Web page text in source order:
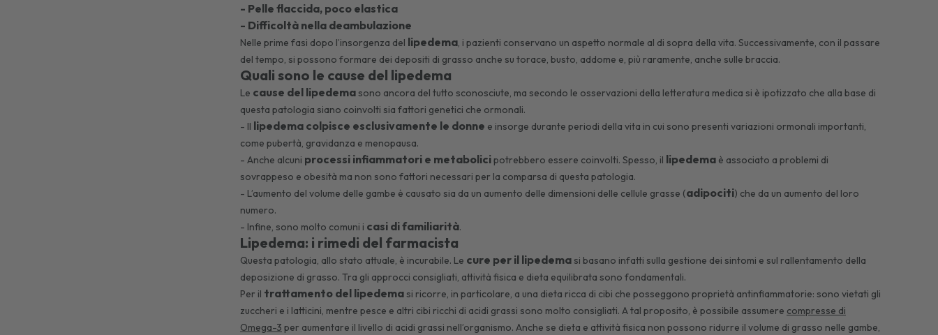
- Pelle flaccida, poco elastica
- Difficoltà nella deambulazione
Nelle prime fasi dopo l’insorgenza del lipedema, i pazienti conservano un aspetto normale al di sopra della vita. Successivamente, con il passare
del tempo, si possono formare dei depositi di grasso anche su torace, busto, addome e, più raramente, anche sulle braccia.
Quali sono le cause del lipedema
Le cause del lipedemasono ancora del tutto sconosciute, ma secondo le osservazioni della letteratura medica si è ipotizzato che alla base di
questa patologia siano coinvolti sia fattori genetici che ormonali.
- Il lipedema colpisce esclusivamente le donne e insorge durante periodi della vita in cui sono presenti variazioni ormonali importanti,
come pubertà, gravidanza e menopausa.
- Anche alcuni processi infiammatori e metabolicipotrebbero essere coinvolti. Spesso, il lipedemaè associato a problemi di
sovrappeso e obesità ma non sono fattori necessari per la comparsa di questa patologia.
- L’aumento del volume delle gambe è causato sia da un aumento delle dimensioni delle cellule grasse (adipociti) che da un aumento del loro
numero.
- Infine, sono molto comuni i casi di familiarità.
Lipedema: i rimedi del farmacista
Questa patologia, allo stato attuale, è incurabile. Le cure per il lipedemasi basano infatti sulla gestione dei sintomi e sul rallentamento della
deposizione di grasso. Tra gli approcci consigliati, attività fisica e dieta equilibrata sono fondamentali.
Per il trattamento del lipedemasi ricorre, in particolare, a una dieta ricca di cibi che posseggono proprietà antinfiammatorie: sono vietati gli
zuccheri e i latticini, mentre pesce e altri cibi ricchi di acidi grassi sono molto consigliati. A tal proposito, è possibile assumere compresse di
Omega-3 per aumentare il livello di acidi grassi nell’organismo. Anche se dieta e attività fisica non possono ridurre il volume di grasso nelle gambe,